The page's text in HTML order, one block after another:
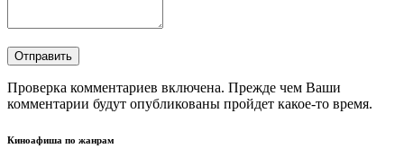
Проверка комментариев включена. Прежде чем Ваши
комментарии будут опубликованы пройдет какое-то время.
Киноафиша по жанрам